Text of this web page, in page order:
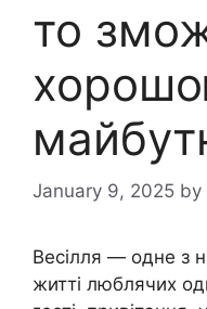
то
January 9, 2025 by
Весілля — одне з
житті люблячих